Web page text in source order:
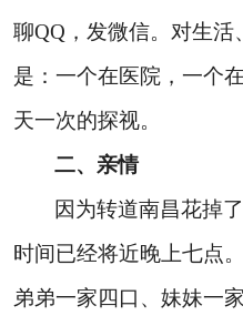
聊QQ ，发微信。对生
是：一个在医院，一个
天一次的探视。
二、亲情
因为转道南昌花掉
时间已经将近晚上七点
弟弟一家四口、妹妹一